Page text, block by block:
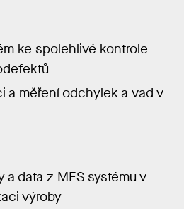
ke spolehlivé kontrole
a měření odchylek a vad v
a data z MES systému v
výroby